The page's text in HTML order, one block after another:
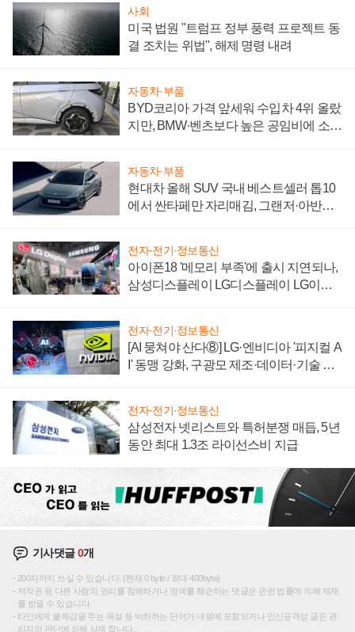
사회
미국 법원 "트럼프 정부 풍력 프로젝트 동
결 조치는 위법", 해제 명령 내려
자동차·부품
BYD코리아 가격 앞세워 수입차 4위 올랐
지만, BMW·벤츠보다 높은 공임비에 소비
자동차·부품
현대차 올해 SUV 국내 베스트셀러 톱10
에서 싼타페만 자리매김, 그랜저·아반떼
전자·전기·정보통신
아이폰18 '메모리 부족'에 출시 지연되나,
삼성디스플레이 LG디스플레이 LG이노
전자·전기·정보통신
[AI 뭉쳐야 산다⑧] LG·엔비디아 '피지컬 A
I' 동맹 강화, 구광모 제조·데이터·기술 결
전자·전기·정보통신
삼성전자 넷리스트와 특허분쟁 매듭, 5년
동안 최대 1.3조 라이선스비 지급
기사댓글0개
200자까지 쓰실 수 있습니다. (현재 0 byte / 최대 400byte)
저작권 등 다른 사람의 권리를 침해하거나 명예를 훼손하는 댓글은 관련 법률에 의해 제재
를 받을 수 있습니다.
타인에게 불쾌감을 주는 욕설 등 비하하는 단어가 내용에 포함되거나 인신공격성 글은 관
리자의 판단에 의해 삭제 합니다.